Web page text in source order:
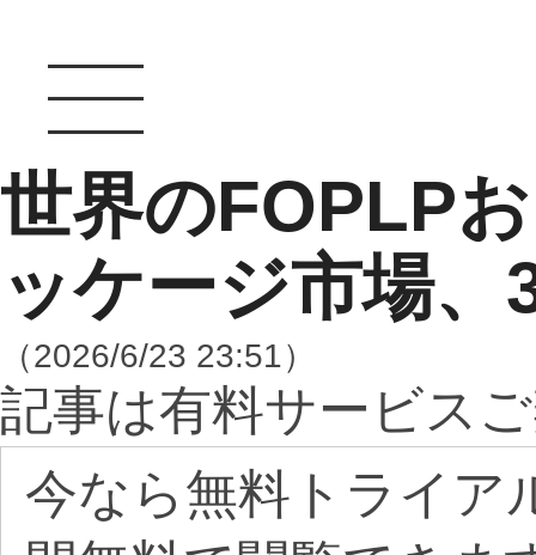
世界のFOPLP
ッケージ市場
（2026/6/23 23:51）
記事は有料サービス
今なら無料トライア